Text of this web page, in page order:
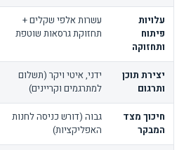
עלויות
פיתוח
ותחזוקה
עשרות אלפי שקלים +
תחזוקת גרסאות שוטפת
יצירת תוכן
ותרגום
ידני, איטי ויקר (תשלום
למתרגמים וקריינים)
חיכוך מצד
המבקר
גבוה (דורש כניסה לחנות
האפליקציות)